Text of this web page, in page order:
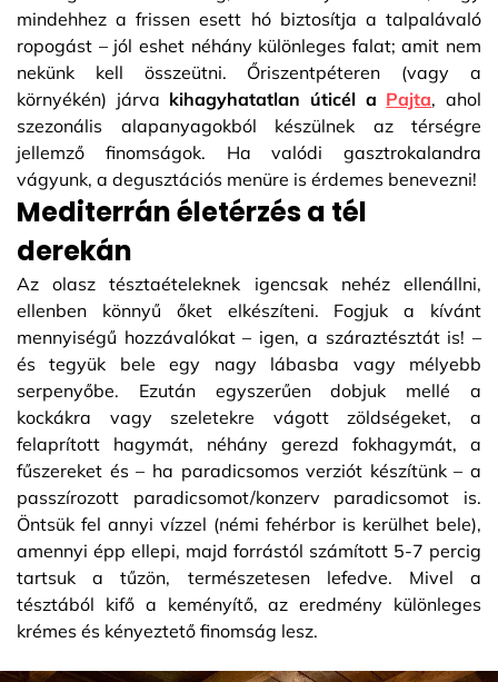
mindehhez a frissen esett hó biztosítja a talpalávaló
ropogást – jól eshet néhány különleges falat; amit nem
nekünk kell összeütni. Őriszentpéteren (vagy a
környékén) járva kihagyhatatlan úticél a Pajta, ahol
szezonális alapanyagokból készülnek az térségre
jellemző finomságok. Ha valódi gasztrokalandra
vágyunk, a degusztációs menüre is érdemes benevezni!
Mediterrán életérzés a tél
derekán
Az olasz tésztaételeknek igencsak nehéz ellenállni,
ellenben könnyű őket elkészíteni. Fogjuk a kívánt
mennyiségű hozzávalókat – igen, a száraztésztát is! –
és tegyük bele egy nagy lábasba vagy mélyebb
serpenyőbe. Ezután egyszerűen dobjuk mellé a
kockákra vagy szeletekre vágott zöldségeket, a
felaprított hagymát, néhány gerezd fokhagymát, a
fűszereket és – ha paradicsomos verziót készítünk – a
passzírozott paradicsomot/konzerv paradicsomot is.
Öntsük fel annyi vízzel (némi fehérbor is kerülhet bele),
amennyi épp ellepi, majd forrástól számított 5-7 percig
tartsuk a tűzön, természetesen lefedve. Mivel a
tésztából kifő a keményítő, az eredmény különleges
krémes és kényeztető finomság lesz.